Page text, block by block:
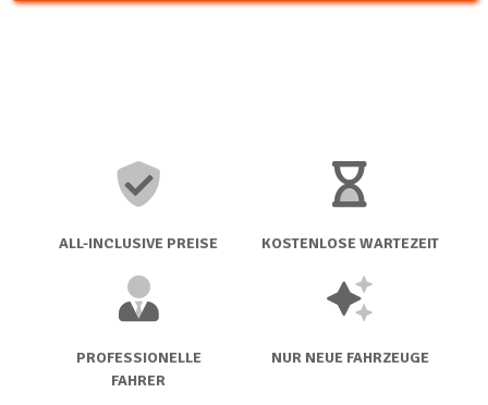
ALL-INCLUSIVE PREISE KOSTENLOSE WARTEZEIT
PROFESSIONELLE
FAHRER
NUR NEUE FAHRZEUGE